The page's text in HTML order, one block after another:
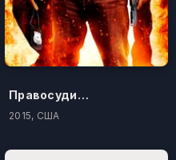
Правосудие по-американски
2015, США